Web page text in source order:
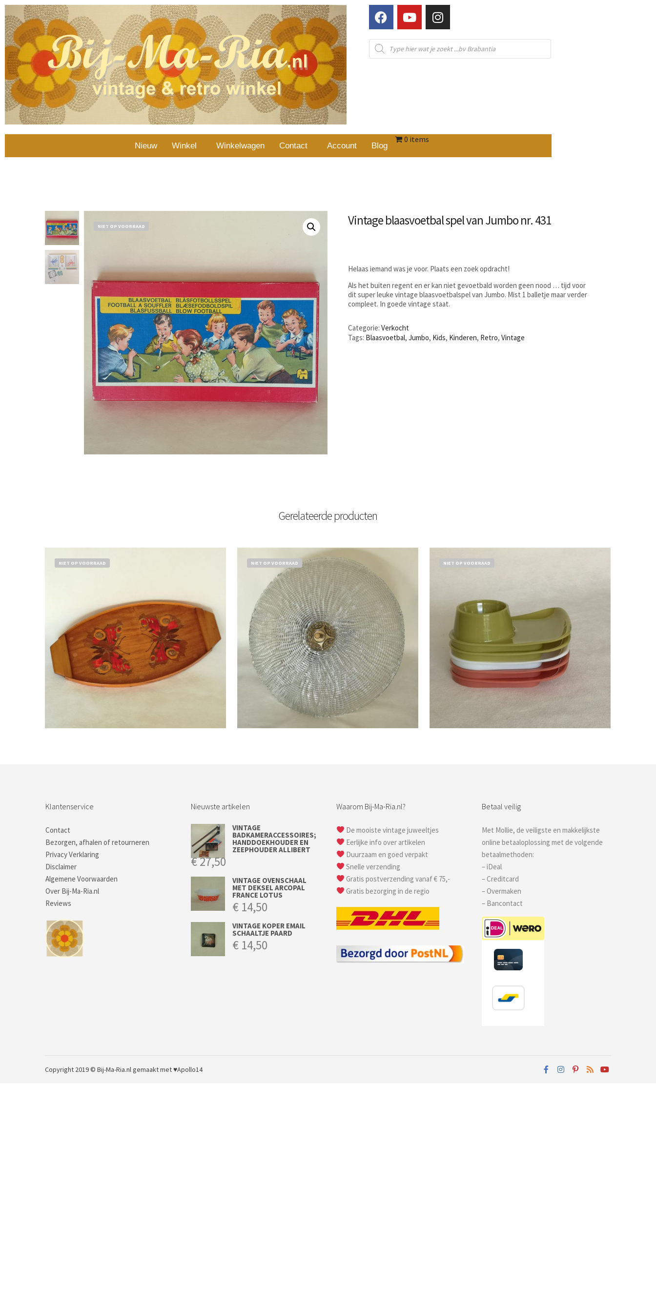
Nieuw Winkel Winkelwagen Contact Account Blog
0 items
NIET OP VOORRAAD Vintage blaasvoetbal spel van Jumbo nr. 431
Helaas iemand was je voor. Plaats een zoek opdracht!
Als het buiten regent en er kan niet gevoetbald worden geen nood … tijd voor
dit super leuke vintage blaasvoetbalspel van Jumbo. Mist 1 balletje maar verder
compleet. In goede vintage staat.
Categorie:Verkocht
Tags: Blaasvoetbal,Jumbo, Kids, Kinderen, Retro,Vintage
Gerelateerde producten
NIET OP VOORRAAD NIET OP VOORRAAD NIET OP VOORRAAD
Klantenservice
Contact
Bezorgen, afhalen of retourneren
Privacy Verklaring
Disclaimer
Algemene Voorwaarden
Over Bij-Ma-Ria.nl
Reviews
Nieuwste artikelen
VINTAGE
BADKAMERACCESSOIRES;
HANDDOEKHOUDER EN
ZEEPHOUDER ALLIBERT
€27,50
VINTAGE OVENSCHAAL
MET DEKSEL ARCOPAL
FRANCE LOTUS
€ 14,50
VINTAGE KOPER EMAIL
SCHAALTJE PAARD
€ 14,50
Waarom Bij-Ma-Ria.nl?
De mooiste vintage juweeltjes
Eerlijke info over artikelen
Duurzaam en goed verpakt
Snelle verzending
Gratis postverzending vanaf € 75,-
Gratis bezorging in de regio
Betaal veilig
Met Mollie, de veiligste en makkelijkste
online betaaloplossing met de volgende
betaalmethoden:
– iDeal
– Creditcard
– Overmaken
– Bancontact
Copyright 2019 © Bij-Ma-Ria.nlgemaakt met ♥Apollo14